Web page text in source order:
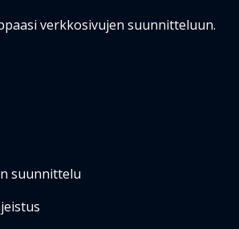
verkkosivujen suunnitteluun.
suunnittelu